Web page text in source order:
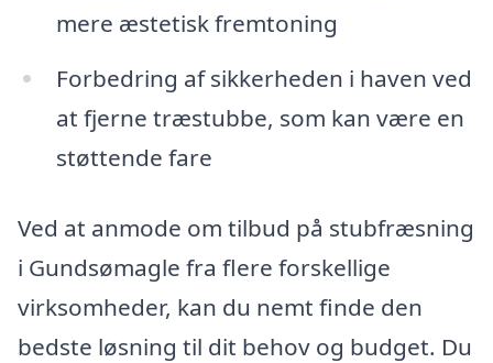
mere æstetisk fremtoning
Forbedring af sikkerheden i haven ved
at fjerne træstubbe, som kan være en
støttende fare
Ved at anmode om tilbud på stubfræsning
i Gundsømagle fra flere forskellige
virksomheder, kan du nemt finde den
bedste løsning til dit behov og budget. Du